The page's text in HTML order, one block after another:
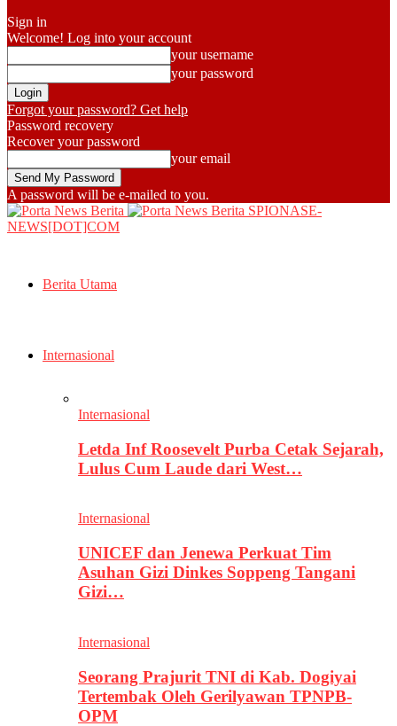
Sign in
Welcome! Log into your account
your username
your password
Forgot your password? Get help
Password recovery
Recover your password
your email
A password will be e-mailed to you.
SPIONASE-
NEWS[DOT]COM
Berita Utama
Internasional
Internasional
Letda Inf Roosevelt Purba Cetak Sejarah,
Lulus Cum Laude dari West…
Internasional
UNICEF dan Jenewa Perkuat Tim
Asuhan Gizi Dinkes Soppeng Tangani
Gizi…
Internasional
Seorang Prajurit TNI di Kab. Dogiyai
Tertembak Oleh Gerilyawan TPNPB-
OPM